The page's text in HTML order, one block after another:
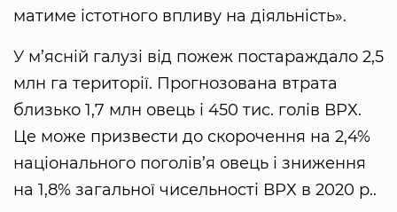
матиме істотного впливу на діяльність».
У м’ясній галузі від пожеж постараждало 2,5
млн га території. Прогнозована втрата
близько 1,7 млн овець і 450 тис. голів ВРХ.
Це може призвести до скорочення на 2,4%
національного поголів’я овець і зниження
на 1,8% загальної чисельності ВРХ в 2020 р..